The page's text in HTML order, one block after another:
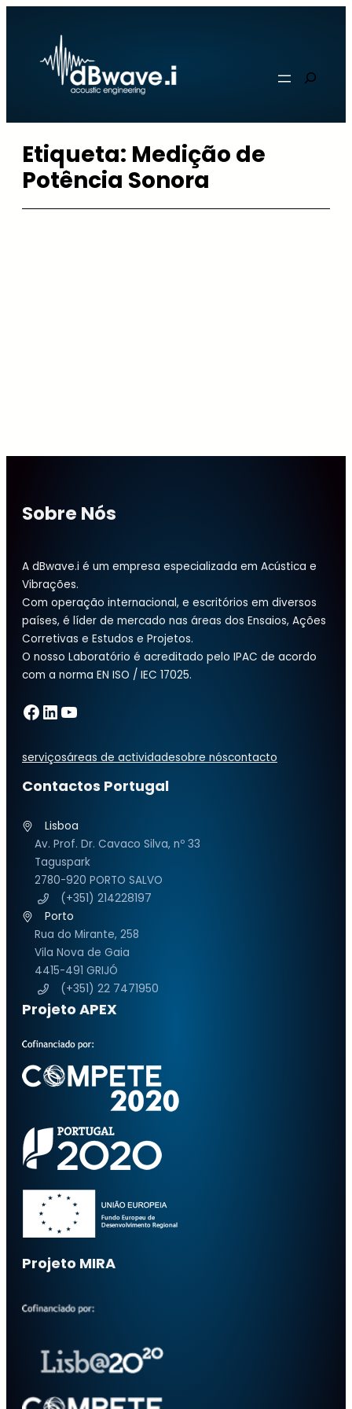
conteúdo
Etiqueta: Medição de
Potência Sonora
Sobre Nós
A dBwave.i é um empresa especializada em Acústica e
Vibrações.
Com operação internacional, e escritórios em diversos
países, é líder de mercado nas áreas dos Ensaios, Ações
Corretivas e Estudos e Projetos.
O nosso Laboratório é acreditado pelo IPAC de acordo
com a norma EN ISO / IEC 17025.
Facebook LinkedIn YouTube
serviçosáreas de actividadesobre nóscontacto
Contactos Portugal
Lisboa
Av. Prof. Dr. Cavaco Silva, nº 33
Taguspark
2780-920 PORTO SALVO
(+351) 214228197
Porto
Rua do Mirante, 258
Vila Nova de Gaia
4415-491 GRIJÓ
(+351) 22 7471950
Projeto APEX
Projeto MIRA